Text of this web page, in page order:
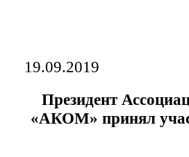
19.09.2019
Президент
«АКОМ» принял